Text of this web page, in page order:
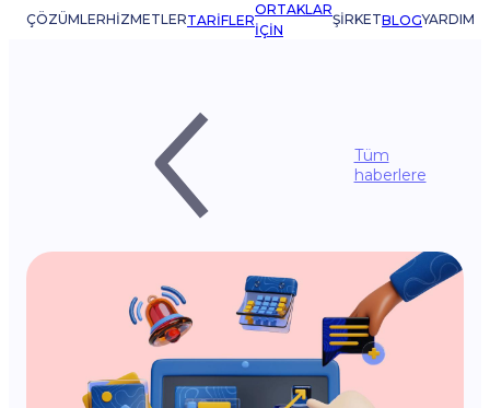
ÇÖZÜMLERHIZMETLERTARIFLER
ORTAKLAR
IÇIN
ŞIRKETBLOGYARDIM
Tüm
haberlere